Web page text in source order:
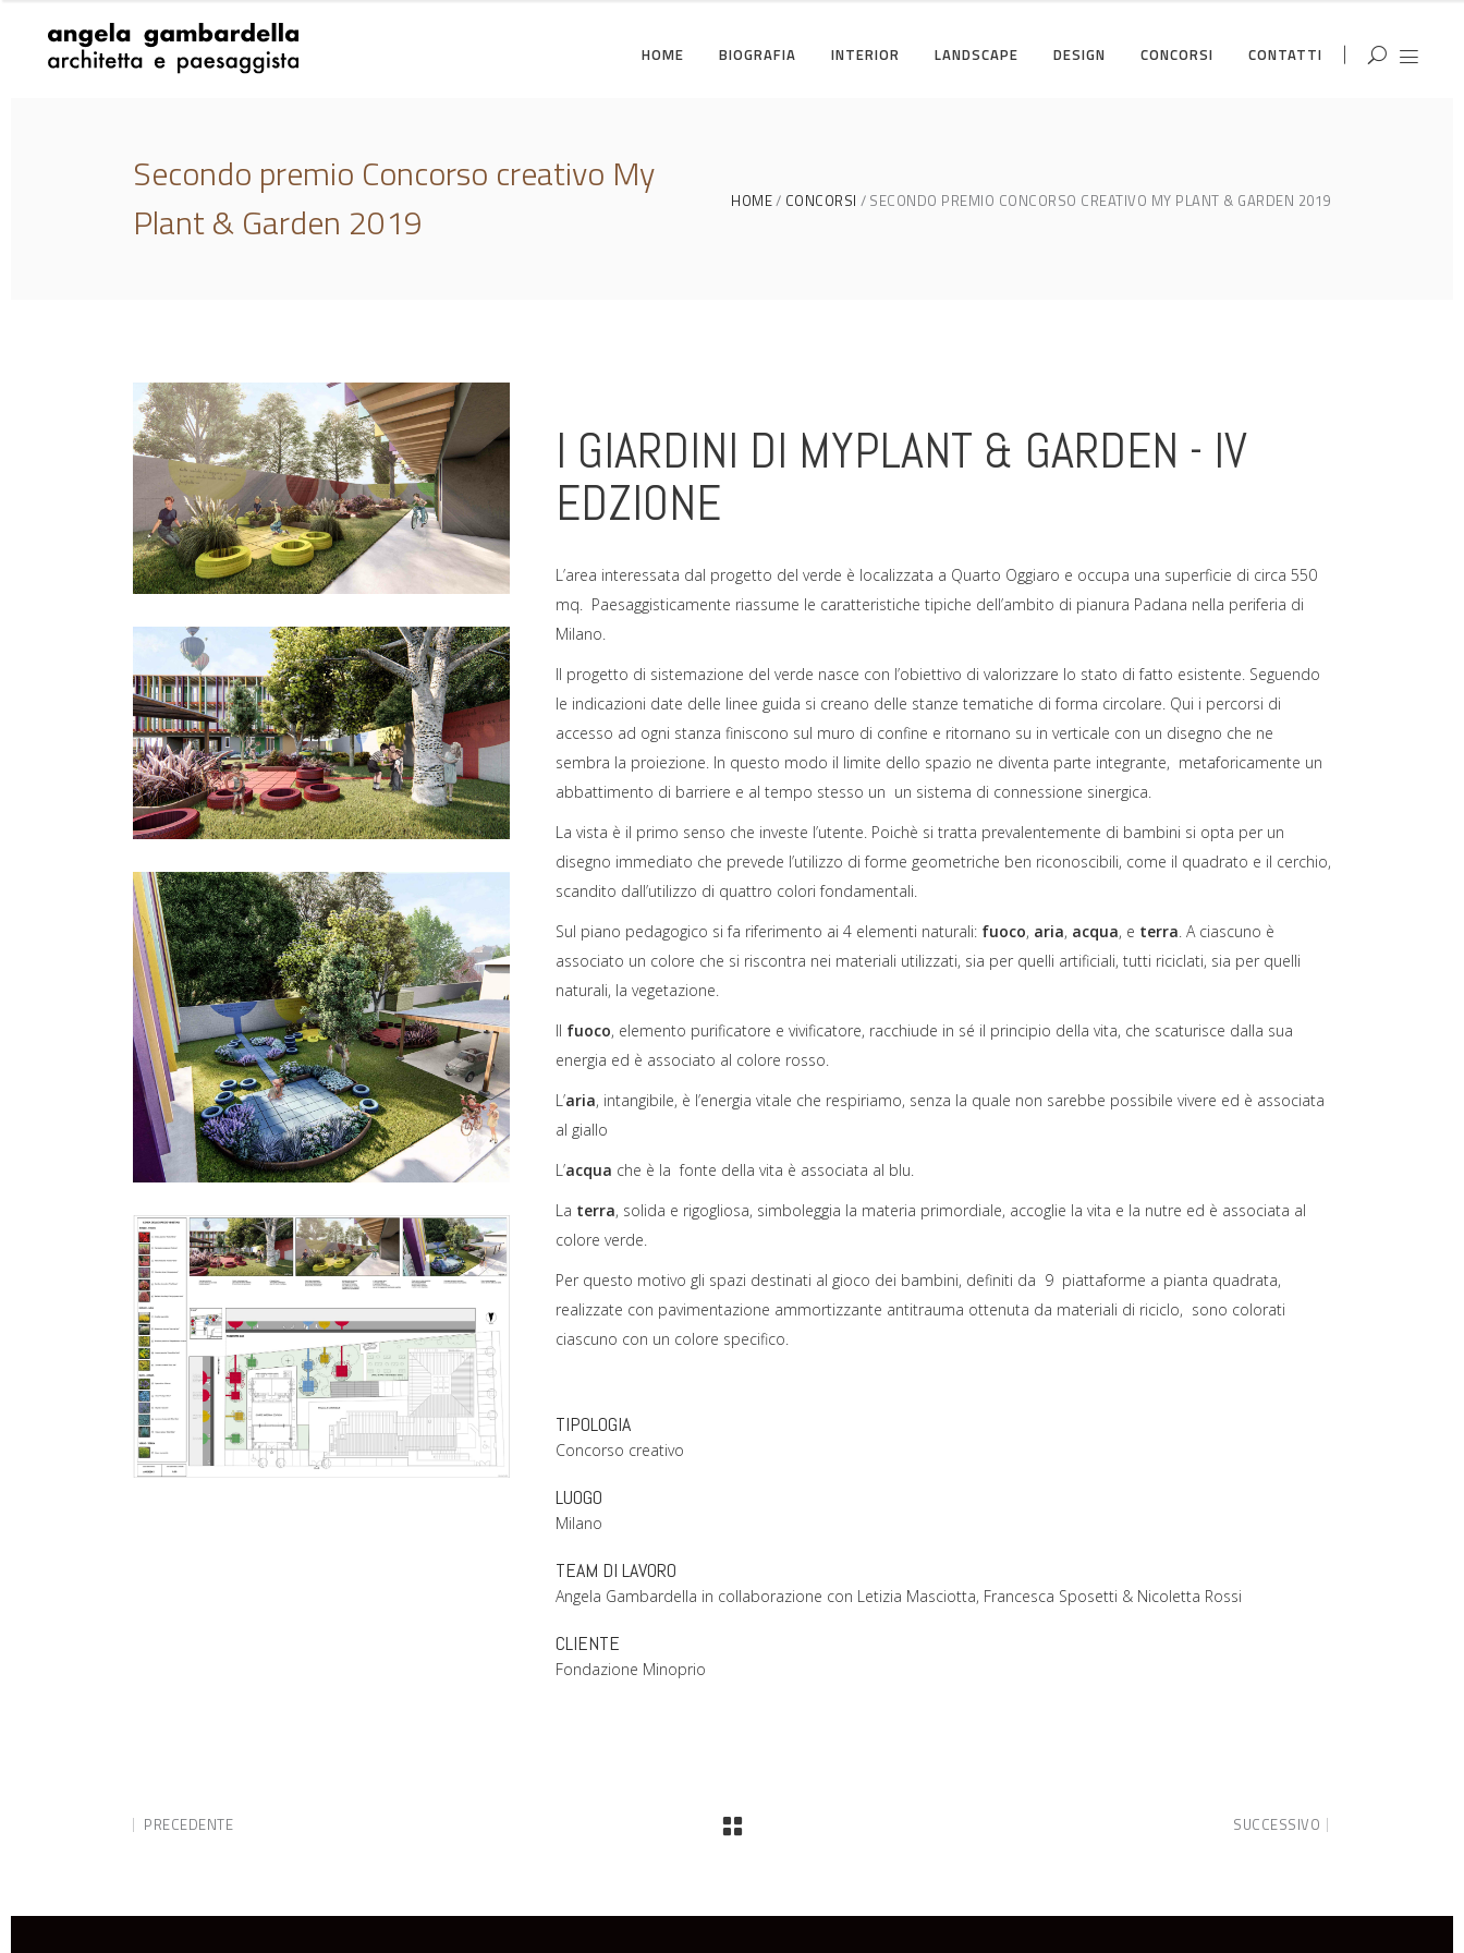
HOME BIOGRAFIA INTERIOR LANDSCAPE DESIGN CONCORSI CONTATTI
Secondo premio Concorso creativo My
Plant & Garden 2019
HOME CONCORSI SECONDO PREMIO CONCORSO CREATIVO MY PLANT & GARDEN 2019
I GIARDINI DI MYPLANT & GARDEN - IV
EDZIONE
L’area interessata dal progetto del verde è localizzata a Quarto Oggiaro e occupa una superficie di circa 550
mq. Paesaggisticamente riassume le caratteristiche tipiche dell’ambito di pianura Padana nella periferia di
Milano.
Il progetto di sistemazione del verde nasce con l’obiettivo di valorizzare lo stato di fatto esistente. Seguendo
le indicazioni date delle linee guida si creano delle stanze tematiche di forma circolare. Qui i percorsi di
accesso ad ogni stanza finiscono sul muro di confine e ritornano su in verticale con un disegno che ne
sembra la proiezione. In questo modo il limite dello spazio ne diventa parte integrante, metaforicamente un
abbattimento di barriere e al tempo stesso un un sistema di connessione sinergica.
La vista è il primo senso che investe l’utente. Poichè si tratta prevalentemente di bambini si opta per un
disegno immediato che prevede l’utilizzo di forme geometriche ben riconoscibili, come il quadrato e il cerchio,
scandito dall’utilizzo di quattro colori fondamentali.
Sul piano pedagogico si fa riferimento ai 4 elementi naturali: fuoco, aria, acqua, e terra. A ciascuno è
associato un colore che si riscontra nei materiali utilizzati, sia per quelli artificiali, tutti riciclati, sia per quelli
naturali, la vegetazione.
Il fuoco, elemento purificatore e vivificatore, racchiude in sé il principio della vita, che scaturisce dalla sua
energia ed è associato al colore rosso.
L’aria, intangibile, è l’energia vitale che respiriamo, senza la quale non sarebbe possibile vivere ed è associata
al giallo
L’acqua che è la fonte della vita è associata al blu.
La terra, solida e rigogliosa, simboleggia la materia primordiale, accoglie la vita e la nutre ed è associata al
colore verde.
Per questo motivo gli spazi destinati al gioco dei bambini, definiti da 9 piattaforme a pianta quadrata,
realizzate con pavimentazione ammortizzante antitrauma ottenuta da materiali di riciclo, sono colorati
ciascuno con un colore specifico.
TIPOLOGIA
Concorso creativo
LUOGO
Milano
TEAM DI LAVORO
Angela Gambardella in collaborazione con Letizia Masciotta, Francesca Sposetti & Nicoletta Rossi
CLIENTE
Fondazione Minoprio
PRECEDENTE SUCCESSIVO